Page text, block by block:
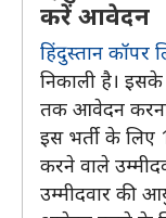
करें आवेदन
हिंदुस्तान कॉपर
निकाली है। इसके
तक आवेदन करना
इस भर्ती के लिए
करने वाले
उम्मीदवार की